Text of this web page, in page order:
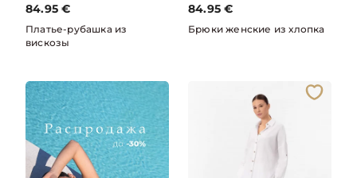
84.95 €
Платье-рубашка из
вискозы
84.95 €
Брюки женские из хлопка